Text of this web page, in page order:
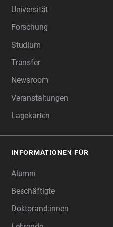
Universität
Forschung
Studium
Transfer
Newsroom
Veranstaltungen
Lagekarten
INFORMATIONEN FÜR
Alumni
Beschäftigte
Doktorand:innen